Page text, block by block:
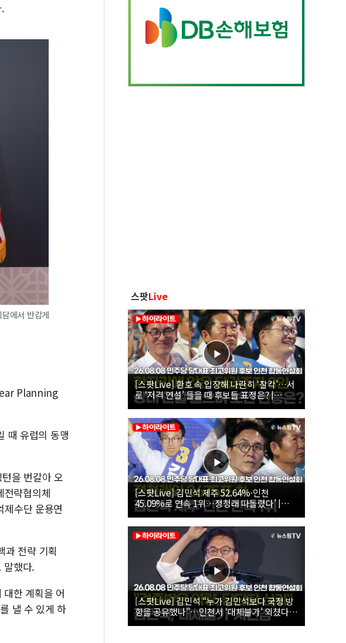
에서 반갑게
Planning
때 유럽의 동맹
을 번갈아 오
전략협의체
제수단 운용연
과 전략 기획
말했다.
한 계획을 어
낼 수 있게 하
스팟Live
[스팟Live] 환호 속 입장해 나란히 ‘찰칵’…서
로 ‘저격 연설’ 들을 때 후보들 표정은? |
26.08.08 더불어민주당 당대표·최고위원 후
보 인천 합동연설회
[스팟Live] 김민석 제주 52.64%·인천
45.09%로 연속 1위…정청래 따돌렸다’ |
26.08.08 더불어민주당 당대표·최고위원 후
보 인천 합동연설회
[스팟Live] 김민석 “누가 김민석보다 국정 방
향을 공유했나”…인천서 ‘대체불가’ 외쳤다 |
26.08.08 더불어민주당 당대표·최고위원 후